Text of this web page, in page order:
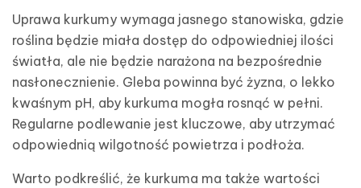
Uprawa kurkumy wymaga jasnego stanowiska, gdzie
roślina będzie miała dostęp do odpowiedniej ilości
światła, ale nie będzie narażona na bezpośrednie
nasłonecznienie. Gleba powinna być żyzna, o lekko
kwaśnym pH, aby kurkuma mogła rosnąć w pełni.
Regularne podlewanie jest kluczowe, aby utrzymać
odpowiednią wilgotność powietrza i podłoża.
Warto podkreślić, że kurkuma ma także wartości